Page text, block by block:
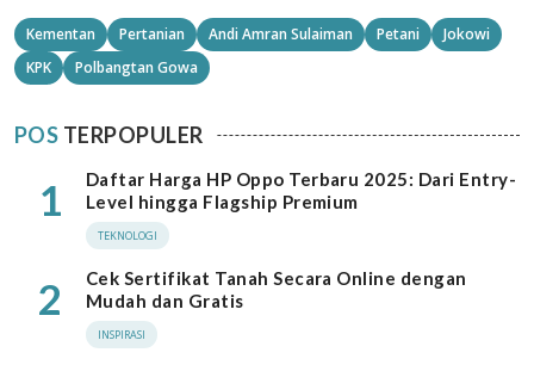
Kementan Pertanian Andi Amran Sulaiman Petani
Jokowi
KPK
Polbangtan Gowa
POS TERPOPULER
1
Daftar Harga HP Oppo Terbaru 2025: Dari Entry-
Level hingga Flagship Premium
TEKNOLOGI
2
Cek Sertifikat Tanah Secara Online dengan
Mudah dan Gratis
INSPIRASI